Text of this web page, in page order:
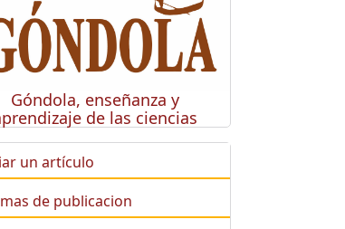
Góndola, enseñanza y
de las ciencias
un artículo
de publicacion